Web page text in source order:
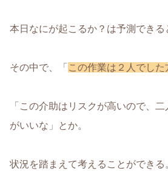
本日なにが起こるか？は予測できる
その中で、「 この作業は２人でした
「この介助はリスクが高いので、
がいいな」とか。
状況を踏まえて考えることができる